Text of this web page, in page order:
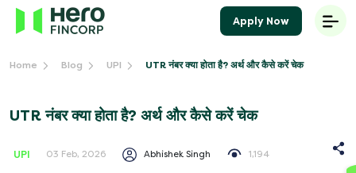
Home Blog UPI UTR नंबर क्या होता है? अर्थ और कैसे करें चेक
UTR नंबर क्या होता है? अर्थ और कैसे करें चेक
UPI 03 Feb, 2026 Abhishek Singh 1,194
Apply Now